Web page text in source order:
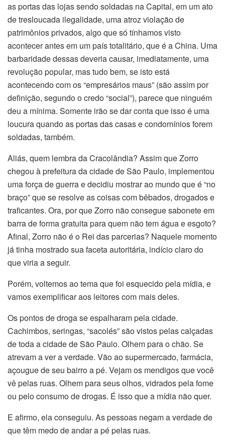
as portas das lojas sendo soldadas na Capital, em um ato
de tresloucada ilegalidade, uma atroz violação de
patrimônios privados, algo que só tínhamos visto
acontecer antes em um país totalitário, que é a China. Uma
barbaridade dessas deveria causar, imediatamente, uma
revolução popular, mas tudo bem, se isto está
acontecendo com os “empresários maus” (são assim por
definição, segundo o credo “social”), parece que ninguém
deu a mínima. Somente irão se dar conta que isso é uma
loucura quando as portas das casas e condomínios forem
soldadas, também.
Aliás, quem lembra da Cracolândia? Assim que Zorro
chegou à prefeitura da cidade de São Paulo, implementou
uma força de guerra e decidiu mostrar ao mundo que é “no
braço” que se resolve as coisas com bêbados, drogados e
traficantes. Ora, por que Zorro não consegue sabonete em
barra de forma gratuita para quem não tem água e esgoto?
Afinal, Zorro não é o Rei das parcerias? Naquele momento
já tinha mostrado sua faceta autoritária, indício claro do
que viria a seguir.
Porém, voltemos ao tema que foi esquecido pela mídia, e
vamos exemplificar aos leitores com mais deles.
Os pontos de droga se espalharam pela cidade.
Cachimbos, seringas, “sacolés” são vistos pelas calçadas
de toda a cidade de São Paulo. Olhem para o chão. Se
atrevam a ver a verdade. Vão ao supermercado, farmácia,
açougue de seu bairro a pé. Vejam os mendigos que você
vê pelas ruas. Olhem para seus olhos, vidrados pela fome
ou pelo consumo de drogas. É isso que a mídia não quer.
E afirmo, ela conseguiu. As pessoas negam a verdade de
que têm medo de andar a pé pelas ruas.